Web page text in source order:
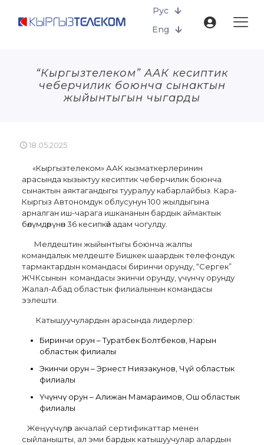
Рус
Eng
“Кыргызтелеком” ААК кесиптик
чеберчилик боюнча сынактын
жыйынтыгын чыгарды
18.05.2025
«Кыргызтелеком» ААК кызматкерлеринин
арасында кызыктуу кесиптик чеберчилик боюнча
сынактын аяктагандыгы тууралуу кабарлайбыз. Кара-
Кыргыз Автономдук облусунун 100 жылдыгына
арналган иш-чарага ишкананын бардык аймактык
бөлүмдөрүнөн 36 кесипкөй адам чогулду.
Мелдештин жыйынтыгы боюнча жалпы
командалык мелдеште Бишкек шаардык телефондук
тармактардын командасы биринчи орунду, “Сергек”
ЖЧКсынын командасы экинчи орунду, үчүнчү орунду
Жалал-Абад областык филиалынын командасы
ээлешти.
Катышуучулардын арасында лидерлер:
Биринчи орун – Туратбек Болтбеков, Нарын
областык филиалы
Экинчи орун – Эрнест Ниязакунов, Чүй областык
филиалы
Үчүнчү орун – Алижан Мамараимов, Ош областык
филиалы
Жеңүүчүлөр акчалай сертификаттар менен
сыйланышты, ал эми бардык катышуучулар алардын